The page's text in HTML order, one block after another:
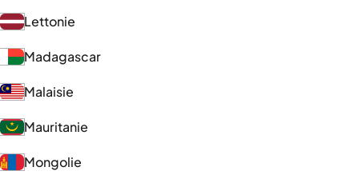
Lettonie
Madagascar
Malaisie
Mauritanie
Mongolie